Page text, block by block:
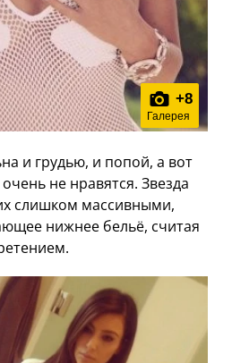
+8
Галерея
и грудью, и попой, а вот
не нравятся. Звезда
слишком массивными,
нижнее бельё, считая